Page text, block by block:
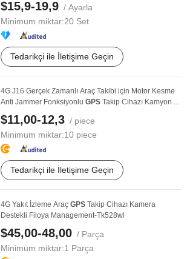
$15,9-19,9 / Ayarla
Minimum miktar:20 Set
Tedarikçi ile İletişime Geçin
4G J16 Gerçek Zamanlı Araç Takibi için Motor Kesme
Anti Jammer Fonksiyonlu GPS Takip Cihazı Kamyon ...
$11,00-12,3 / piece
Minimum miktar:10 piece
Tedarikçi ile İletişime Geçin
4G Yakıt İzleme Araç GPS Takip Cihazı Kamera
Destekli Filoya Management-Tk528wl
$45,00-48,00 / Parça
Minimum miktar:1 Parça